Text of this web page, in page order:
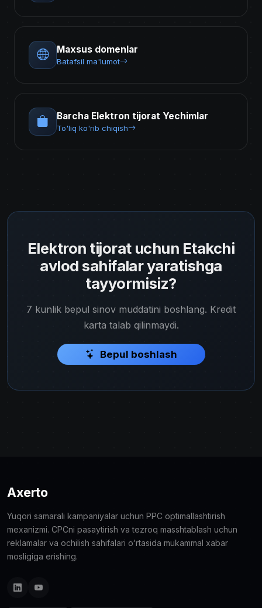
Maxsus domenlar
Batafsil ma'lumot
Barcha Elektron tijorat Yechimlar
To'liq ko'rib chiqish
Elektron tijorat uchun Etakchi
avlod sahifalar yaratishga
tayyormisiz?
7 kunlik bepul sinov muddatini boshlang. Kredit
karta talab qilinmaydi.
Bepul boshlash
Axerto
Yuqori samarali kampaniyalar uchun PPC optimallashtirish
mexanizmi. CPCni pasaytirish va tezroq masshtablash uchun
reklamalar va ochilish sahifalari oʻrtasida mukammal xabar
mosligiga erishing.